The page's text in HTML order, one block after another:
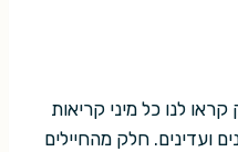
לנו כל מיני קריאות
ועדינים. חלק מהחיילים